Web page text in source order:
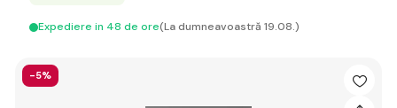
Expediere in 48 de ore(La dumneavoastră 19.08.)
-5%